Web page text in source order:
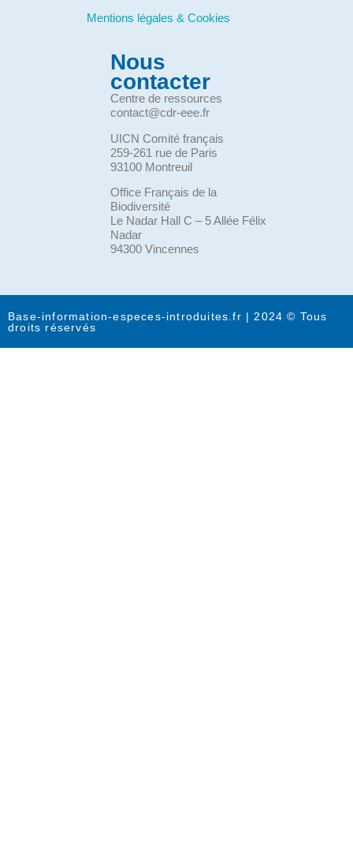
Mentions légales & Cookies
Nous
contacter
Centre de ressources
contact@cdr-eee.fr
UICN Comité français
259-261 rue de Paris
93100 Montreuil
Office Français de la
Biodiversité
Le Nadar Hall C – 5 Allée Félix
Nadar
94300 Vincennes
Base-information-especes-introduites.fr | 2024 © Tous
droits réservés